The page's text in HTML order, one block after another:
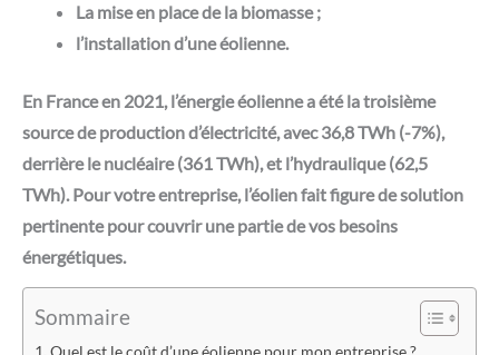
La mise en place de la biomasse ;
l’installation d’une éolienne.
En France en 2021, l’énergie éolienne a été la troisième
source de production d’électricité, avec 36,8 TWh (-7%),
derrière le nucléaire (361 TWh), et l’hydraulique (62,5
TWh). Pour votre entreprise, l’éolien fait figure de solution
pertinente pour couvrir une partie de vos besoins
énergétiques.
Sommaire
Quel est le coût d’une éolienne pour mon entreprise ?